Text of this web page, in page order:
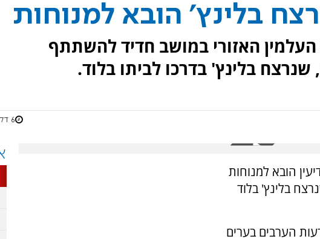
בלינץ' הובא למנוחות
העלמין האזורי במושב חדיד להשתתף
שנרצח בלינץ' בדרכו לביתו בלוד.
6 דקות
הובא למנוחות
בלינץ' בלוד
הערבים בערים